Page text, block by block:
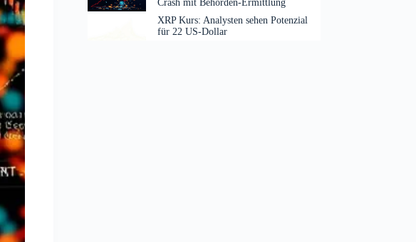
Crash mit Behörden-Ermittlung
XRP Kurs: Analysten sehen Potenzial
für 22 US-Dollar